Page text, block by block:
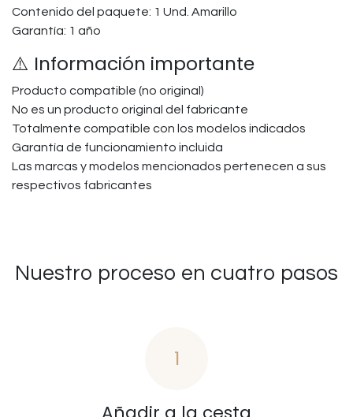
Contenido del paquete: 1 Und. Amarillo
Garantía: 1 año
⚠️ Información importante
Producto compatible (no original)
No es un producto original del fabricante
Totalmente compatible con los modelos indicados
Garantía de funcionamiento incluida
Las marcas y modelos mencionados pertenecen a sus
respectivos fabricantes
Nuestro proceso en cuatro pasos
1